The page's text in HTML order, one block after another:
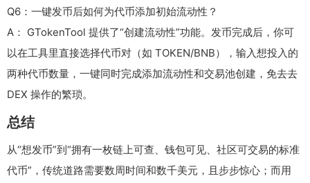
Q6：一键发币后如何为代币添加初始流动性？
A： GTokenTool 提供了“创建流动性”功能。发币完成后，你可
以在工具里直接选择代币对（如 TOKEN/BNB），输入想投入的
两种代币数量，一键同时完成添加流动性和交易池创建，免去去
DEX 操作的繁琐。
总结
从“想发币”到“拥有一枚链上可查、钱包可见、社区可交易的标准
代币”，传统道路需要数周时间和数千美元，且步步惊心；而用